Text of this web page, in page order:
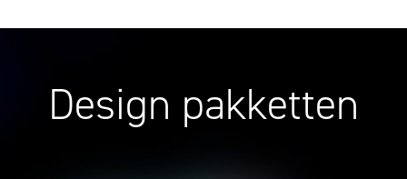
Design pakketten